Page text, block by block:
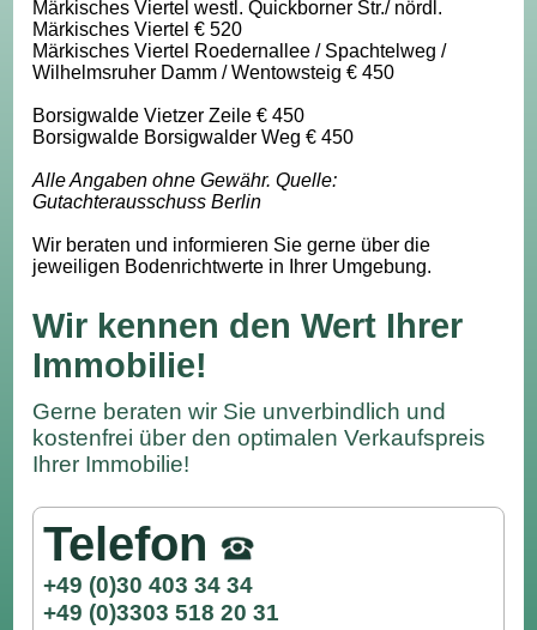
Märkisches Viertel westl. Quickborner Str./ nördl.
Märkisches Viertel € 520
Märkisches Viertel Roedernallee / Spachtelweg /
Wilhelmsruher Damm / Wentowsteig € 450
Borsigwalde Vietzer Zeile € 450
Borsigwalde Borsigwalder Weg € 450
Alle Angaben ohne Gewähr. Quelle:
Gutachterausschuss Berlin
Wir beraten und informieren Sie gerne über die
jeweiligen Bodenrichtwerte in Ihrer Umgebung.
Wir kennen den Wert Ihrer
Immobilie!
Gerne beraten wir Sie unverbindlich und
kostenfrei über den optimalen Verkaufspreis
Ihrer Immobilie!
Telefon
+49 (0)30 403 34 34
+49 (0)3303 518 20 31